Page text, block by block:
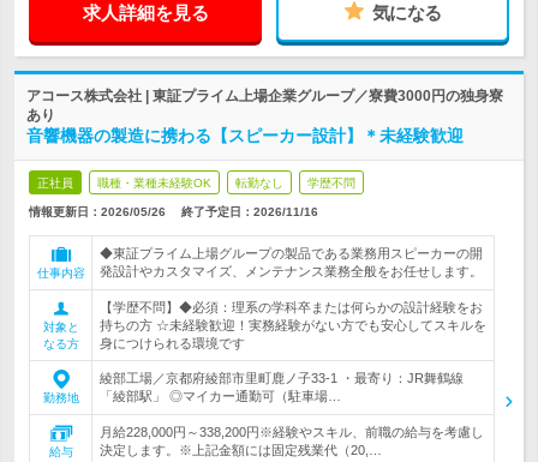
求人詳細を見る 気になる
アコース株式会社 | 東証プライム上場企業グループ／寮費3000円の独身寮
あり
音響機器の製造に携わる【スピーカー設計】＊未経験歓迎
正社員 職種・業種未経験OK 転勤なし 学歴不問
情報更新日：2026/05/26 終了予定日： 2026/11/16
仕事内容
◆東証プライム上場グループの製品である業務用スピーカーの開
発設計やカスタマイズ、メンテナンス業務全般をお任せします。
対象と
なる方
【学歴不問】◆必須：理系の学科卒または何らかの設計経験をお
持ちの方 ☆未経験歓迎！実務経験がない方でも安心してスキルを
身につけられる環境です
勤務地
綾部工場／京都府綾部市里町鹿ノ子33-1 ・最寄り：JR舞鶴線
「綾部駅」 ◎マイカー通勤可（駐車場…
給与
月給228,000円～338,200円※経験やスキル、前職の給与を考慮し
決定します。※上記金額には固定残業代（20,…